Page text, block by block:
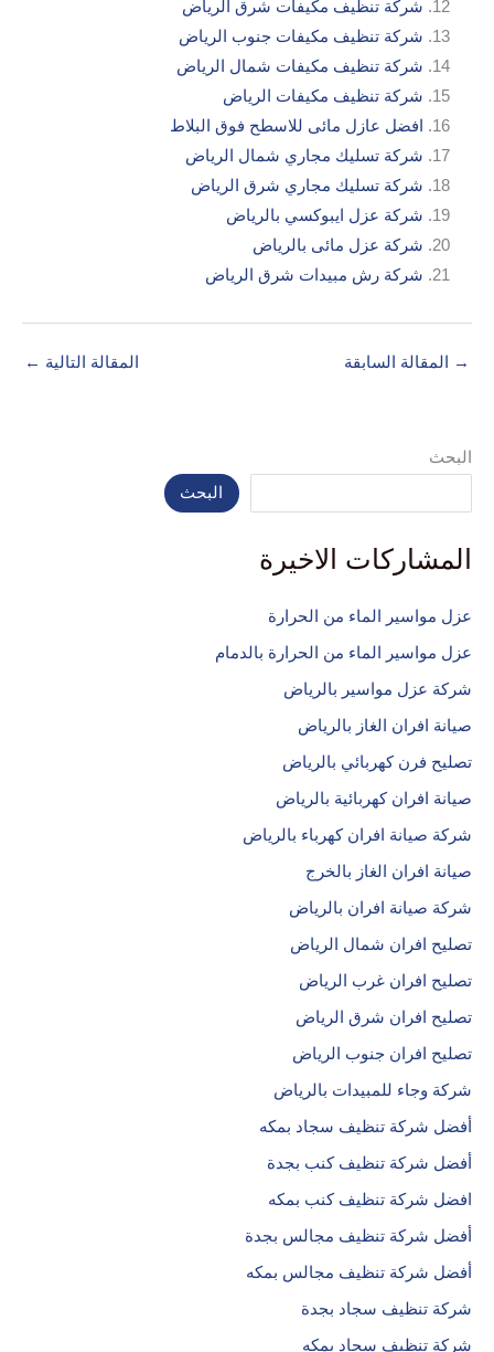
شركة تنظيف مكيفات شرق الرياض
شركة تنظيف مكيفات جنوب الرياض
شركة تنظيف مكيفات شمال الرياض
شركة تنظيف مكيفات الرياض
افضل عازل مائى للاسطح فوق البلاط
شركة تسليك مجاري شمال الرياض
شركة تسليك مجاري شرق الرياض
شركة عزل ايبوكسي بالرياض
شركة عزل مائى بالرياض
شركة رش مبيدات شرق الرياض
→ المقالة السابقة المقالة التالية ←
البحث
البحث
المشاركات الاخيرة
عزل مواسير الماء من الحرارة
عزل مواسير الماء من الحرارة بالدمام
شركة عزل مواسير بالرياض
صيانة افران الغاز بالرياض
تصليح فرن كهربائي بالرياض
صيانة افران كهربائية بالرياض
شركة صيانة افران كهرباء بالرياض
صيانة افران الغاز بالخرج
شركة صيانة افران بالرياض
تصليح افران شمال الرياض
تصليح افران غرب الرياض
تصليح افران شرق الرياض
تصليح افران جنوب الرياض
شركة وجاء للمبيدات بالرياض
أفضل شركة تنظيف سجاد بمكه
أفضل شركة تنظيف كنب بجدة
افضل شركة تنظيف كنب بمكه
أفضل شركة تنظيف مجالس بجدة
أفضل شركة تنظيف مجالس بمكه
شركة تنظيف سجاد بجدة
شركة تنظيف سجاد بمكه